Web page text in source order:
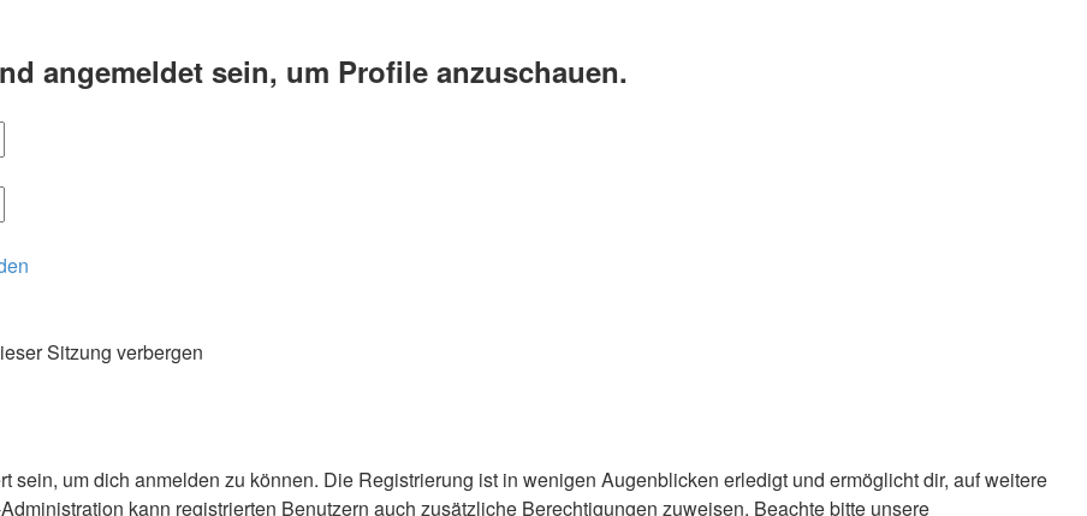
angemeldet sein, um Profile anzuschauen.
Sitzung verbergen
sein, um dich anmelden zu können. Die Registrierung ist in wenigen Augenblicken erledigt und ermöglicht dir, auf weitere
kann registrierten Benutzern auch zusätzliche Berechtigungen zuweisen. Beachte bitte unsere